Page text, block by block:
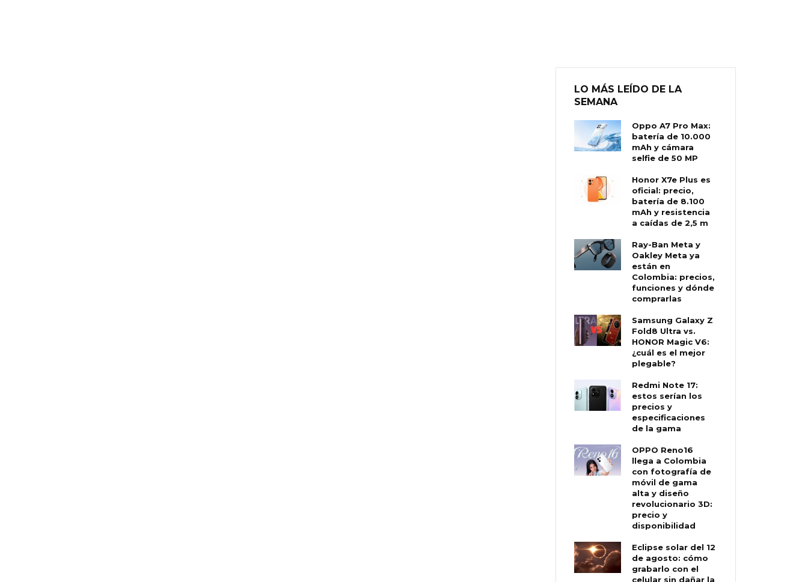
LO MÁS LEÍDO DE LA
SEMANA
Oppo A7 Pro Max:
batería de 10.000
mAh y cámara
selfie de 50 MP
Honor X7e Plus es
oficial: precio,
batería de 8.100
mAh y resistencia
a caídas de 2,5 m
Ray-Ban Meta y
Oakley Meta ya
están en
Colombia: precios,
funciones y dónde
comprarlas
Samsung Galaxy Z
Fold8 Ultra vs.
HONOR Magic V6:
¿cuál es el mejor
plegable?
Redmi Note 17:
estos serían los
precios y
especificaciones
de la gama
OPPO Reno16
llega a Colombia
con fotografía de
móvil de gama
alta y diseño
revolucionario 3D:
precio y
disponibilidad
Eclipse solar del 12
de agosto: cómo
grabarlo con el
celular sin dañar la